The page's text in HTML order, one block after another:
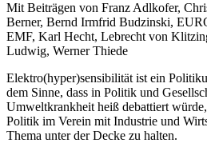
Mit Beiträgen von Franz Adlkofer,
Berner, Bernd Irmfrid Budzinski,
EMF, Karl Hecht, Lebrecht von
Ludwig, Werner Thiede
Elektro(hyper)sensibilität ist ein
dem Sinne, dass in Politik und
Umweltkrankheit heiß debattiert
Politik im Verein mit Industrie und
Thema unter der Decke zu halten.